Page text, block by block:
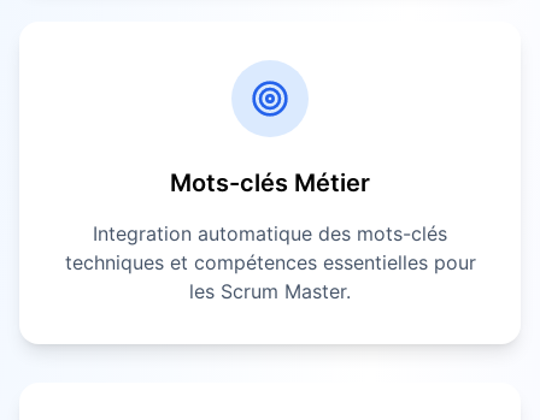
Mots-clés Métier
Integration automatique des mots-clés
techniques et compétences essentielles pour
les Scrum Master.